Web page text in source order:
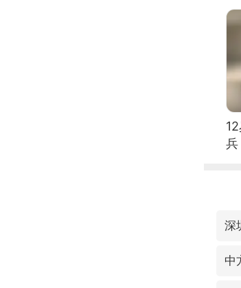
兵
深
中